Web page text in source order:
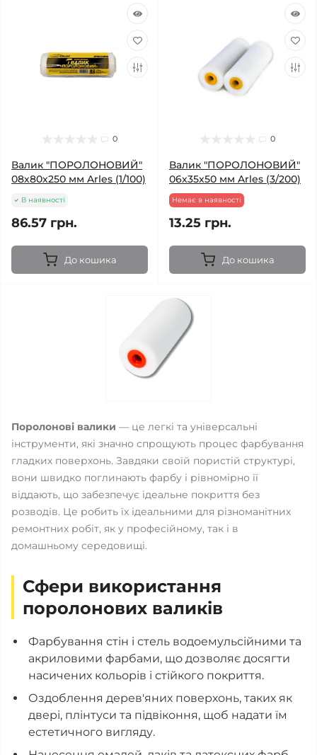
0
Валик "ПОРОЛОНОВИЙ"
08х80х250 мм Arles (1/100)
В наявності
86.57 грн.
До кошика
0
Валик "ПОРОЛОНОВИЙ"
06х35х50 мм Arles (3/200)
Немає в наявності
13.25 грн.
До кошика
Поролонові валики — це легкі та універсальні
інструменти, які значно спрощують процес фарбування
гладких поверхонь. Завдяки своїй пористій структурі,
вони швидко поглинають фарбу і рівномірно її
віддають, що забезпечує ідеальне покриття без
розводів. Це робить їх ідеальними для різноманітних
ремонтних робіт, як у професійному, так і в
домашньому середовищі.
Сфери використання
поролонових валиків
Фарбування стін і стель водоемульсійними та
акриловими фарбами, що дозволяє досягти
насичених кольорів і стійкого покриття.
Оздоблення дерев'яних поверхонь, таких як
двері, плінтуси та підвіконня, щоб надати їм
естетичного вигляду.